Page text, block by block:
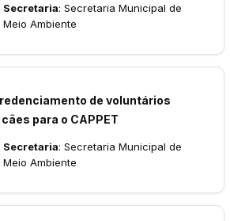
Secretaria: Secretaria Municipal de
Meio Ambiente
de voluntários
para o CAPPET
Secretaria: Secretaria Municipal de
Meio Ambiente